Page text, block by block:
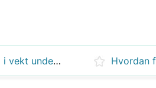
Hvordan trene & Gå ned i vekt under graviditeten Hvordan